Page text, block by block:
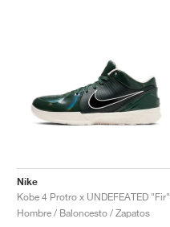
Nike
Kobe 4 Protro x UNDEFEATED "Fir"
Hombre / Baloncesto / Zapatos